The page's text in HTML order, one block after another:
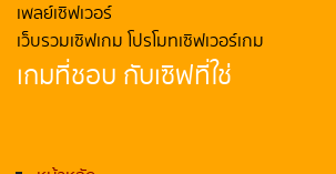
เพลย์เซิฟเวอร์
เว็บรวมเซิฟเกม โปรโมทเซิฟเวอร์เกม
เกมที่ชอบ กับเซิฟที่ใช่